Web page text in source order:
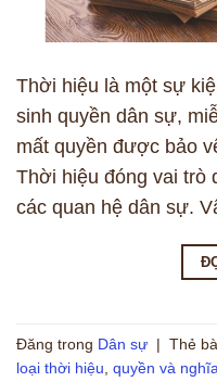
Thời hiệu là một sự
sinh quyền dân sự,
mất quyền được bảo
Thời hiệu đóng vai trò
các quan hệ dân sự.
Đăng trong Dân sự | Thẻ
loại thời hiệu, quyền và